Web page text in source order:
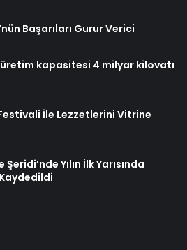
Başarıları Gurur Verici
kapasitesi 4 milyar kilovatı
İle Lezzetlerini Vitrine
Yılın İlk Yarısında